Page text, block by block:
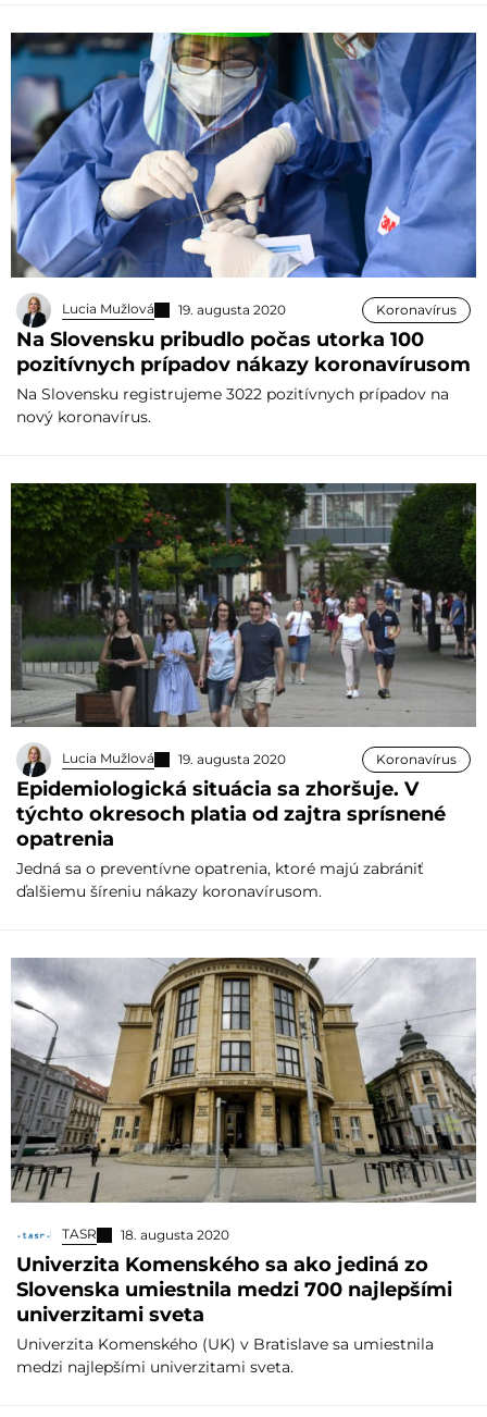
Lucia Mužlová 19. augusta 2020 Koronavírus
Na Slovensku pribudlo počas utorka 100
pozitívnych prípadov nákazy koronavírusom
Na Slovensku registrujeme 3022 pozitívnych prípadov na
nový koronavírus.
Lucia Mužlová 19. augusta 2020 Koronavírus
Epidemiologická situácia sa zhoršuje. V
týchto okresoch platia od zajtra sprísnené
opatrenia
Jedná sa o preventívne opatrenia, ktoré majú zabrániť
ďalšiemu šíreniu nákazy koronavírusom.
TASR 18. augusta 2020
Univerzita Komenského sa ako jediná zo
Slovenska umiestnila medzi 700 najlepšími
univerzitami sveta
Univerzita Komenského (UK) v Bratislave sa umiestnila
medzi najlepšími univerzitami sveta.